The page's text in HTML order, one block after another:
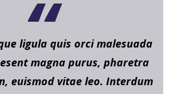
ligula quis orci malesuada
magna purus, pharetra
euismod vitae leo. Interdum